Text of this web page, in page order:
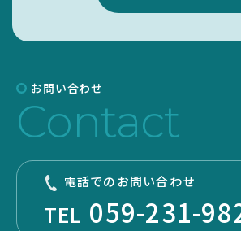
SEARCH
お問い合わせ
Contact
電話でのお問い合わせ
TEL 059-231-